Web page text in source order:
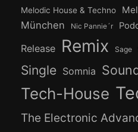
Melodic House & Techno
München Nic Pannie´r
Release Remix Sage
Single Somnia
Tech-House
The Electronic